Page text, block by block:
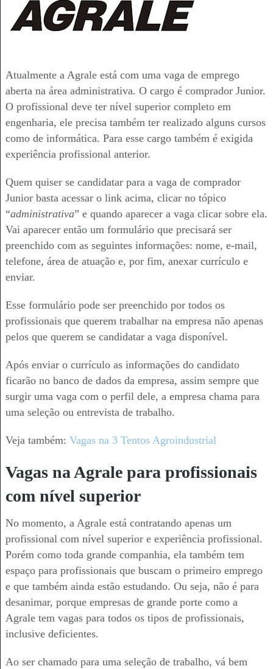
Atualmente a Agrale está com uma vaga de emprego
aberta na área administrativa. O cargo é comprador Junior.
O profissional deve ter nível superior completo em
engenharia, ele precisa também ter realizado alguns cursos
como de informática. Para esse cargo também é exigida
experiência profissional anterior.
Quem quiser se candidatar para a vaga de comprador
Junior basta acessar o link acima, clicar no tópico
“administrativa” e quando aparecer a vaga clicar sobre ela.
Vai aparecer então um formulário que precisará ser
preenchido com as seguintes informações: nome, e-mail,
telefone, área de atuação e, por fim, anexar currículo e
enviar.
Esse formulário pode ser preenchido por todos os
profissionais que querem trabalhar na empresa não apenas
pelos que querem se candidatar a vaga disponível.
Após enviar o currículo as informações do candidato
ficarão no banco de dados da empresa, assim sempre que
surgir uma vaga com o perfil dele, a empresa chama para
uma seleção ou entrevista de trabalho.
Veja também: Vagas na 3 Tentos Agroindustrial
Vagas na Agrale para profissionais
com nível superior
No momento, a Agrale está contratando apenas um
profissional com nível superior e experiência profissional.
Porém como toda grande companhia, ela também tem
espaço para profissionais que buscam o primeiro emprego
e que também ainda estão estudando. Ou seja, não é para
desanimar, porque empresas de grande porte como a
Agrale tem vagas para todos os tipos de profissionais,
inclusive deficientes.
Ao ser chamado para uma seleção de trabalho, vá bem